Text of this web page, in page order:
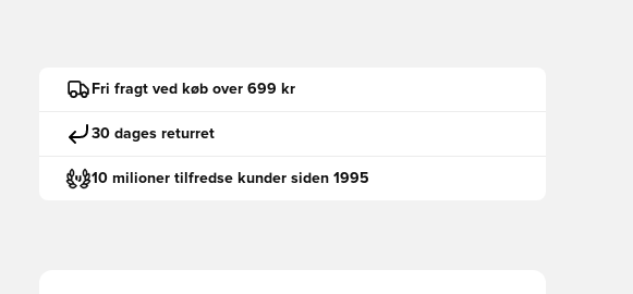
Fri fragt ved køb over 699 kr
30 dages returret
10 milioner tilfredse kunder siden 1995